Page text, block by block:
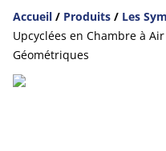
Accueil / Produits / Les
Upcyclées en Chambre à
Géométriques